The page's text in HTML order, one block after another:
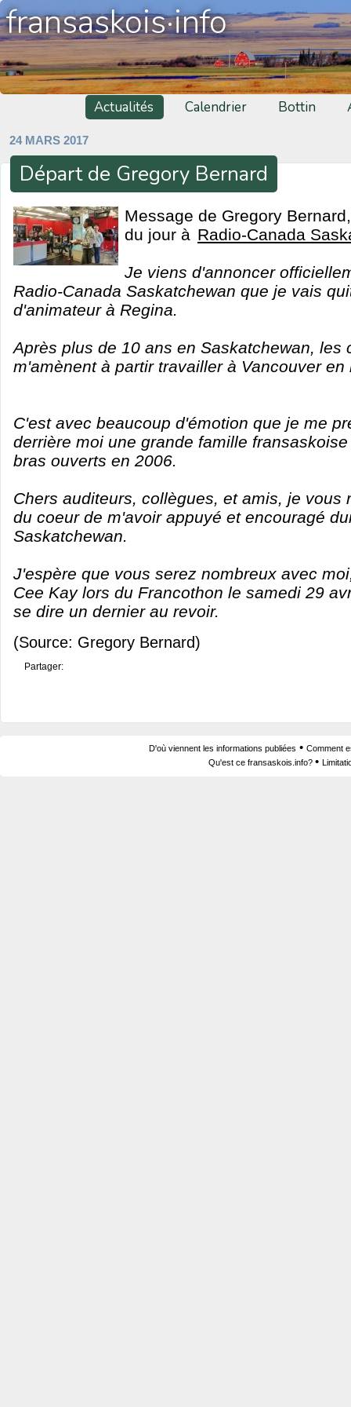
fransaskois·info
Actualités Calendrier Bottin
24 MARS 2017
Départ de Gregory Bernard
Message de Gregory
du jour à Radio-Canada
Je viens d'annoncer
Radio-Canada Saskatchewan que je vais
d'animateur à Regina.
Après plus de 10 ans en Saskatchewan, les
m'amènent à partir travailler à Vancouver en
C'est avec beaucoup d'émotion que je me
derrière moi une grande famille
bras ouverts en 2006.
Chers auditeurs, collègues, et amis, je vous
du coeur de m'avoir appuyé et encouragé
Saskatchewan.
J'espère que vous serez nombreux avec
Cee Kay lors du Francothon le samedi 29
se dire un dernier au revoir.
(Source: Gregory Bernard)
Partager:
D'où viennent les informations publiées • Comment
Qu'est ce fransaskois.info? •